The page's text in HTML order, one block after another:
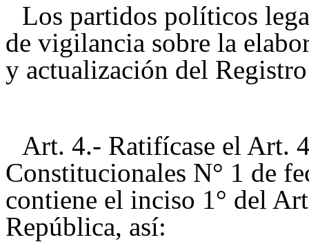
Los partidos políticos
de vigilancia sobre la
y actualización del
Art. 4.- Ratifícase el Art.
Constitucionales N° 1 de
contiene el inciso 1° del
República, así: